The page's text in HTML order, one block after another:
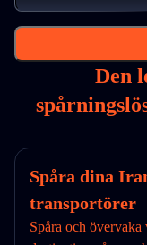
Den
Spåra dina
transportörer
Spåra och